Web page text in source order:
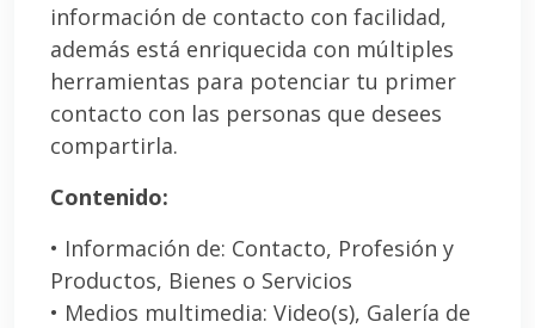
información de contacto con facilidad,
además está enriquecida con múltiples
herramientas para potenciar tu primer
contacto con las personas que desees
compartirla.
Contenido:
• Información de: Contacto, Profesión y
Productos, Bienes o Servicios
• Medios multimedia: Video(s), Galería de